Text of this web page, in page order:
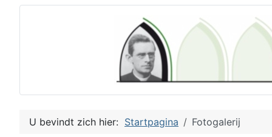
U bevindt zich hier: Startpagina Fotogalerij